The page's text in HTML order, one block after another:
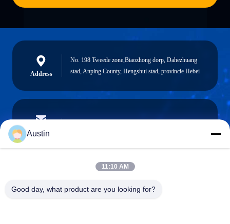
Address
No. 198 Tweede zone,Biaozhong dorp, Dahezhuang
stad, Anping County, Hengshui stad, provincie Hebei
E-mail
Phone
Austin
11:10 AM
Good day, what product are you looking for?